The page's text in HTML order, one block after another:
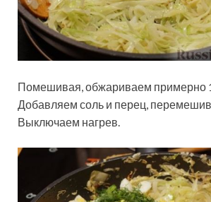
Помешивая, обжариваем примерно
Добавляем соль и перец,
Выключаем нагрев.